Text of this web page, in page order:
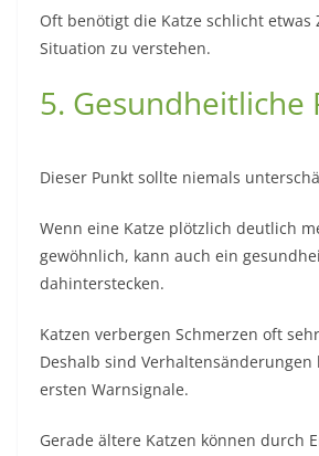
Oft benötigt die Katze schlicht etwas
Situation zu verstehen.
5. Gesundheitliche
Dieser Punkt sollte niemals
Wenn eine Katze plötzlich deutlich
gewöhnlich, kann auch ein
dahinterstecken.
Katzen verbergen Schmerzen oft
Deshalb sind
ersten Warnsignale.
Gerade ältere Katzen können durch